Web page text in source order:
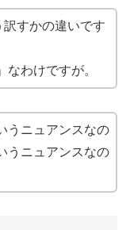
訳すかの違いです
わけですが。
うニュアンスなの
うニュアンスなの